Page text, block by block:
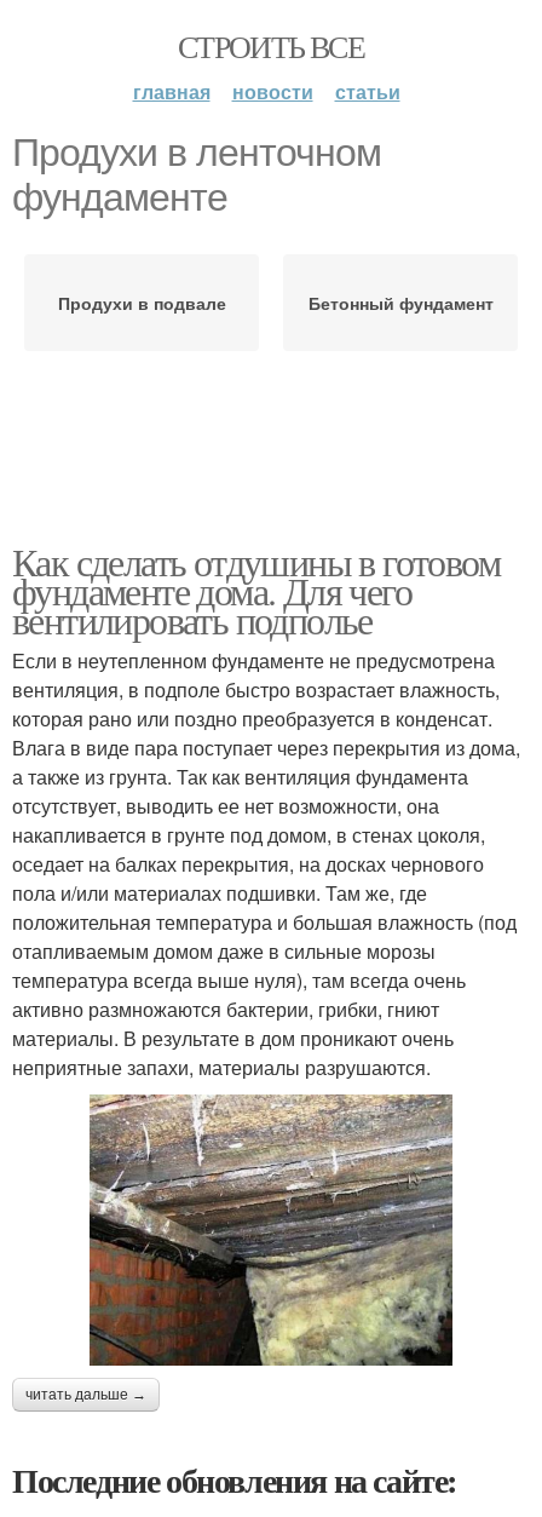
СТРОИТЬ ВСЕ
главная новости статьи
Продухи в ленточном
фундаменте
Продухи в подвале Бетонный фундамент
Как сделать отдушины в готовом
фундаменте дома. Для чего
вентилировать подполье
Если в неутепленном фундаменте не предусмотрена
вентиляция, в подполе быстро возрастает влажность,
которая рано или поздно преобразуется в конденсат.
Влага в виде пара поступает через перекрытия из дома,
а также из грунта. Так как вентиляция фундамента
отсутствует, выводить ее нет возможности, она
накапливается в грунте под домом, в стенах цоколя,
оседает на балках перекрытия, на досках чернового
пола и/или материалах подшивки. Там же, где
положительная температура и большая влажность (под
отапливаемым домом даже в сильные морозы
температура всегда выше нуля), там всегда очень
активно размножаются бактерии, грибки, гниют
материалы. В результате в дом проникают очень
неприятные запахи, материалы разрушаются.
читать дальше →
Последние обновления на сайте: